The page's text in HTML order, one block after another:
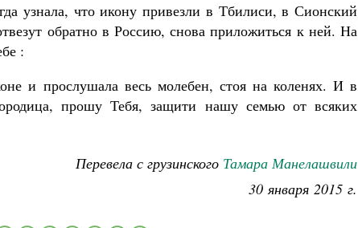
узнала, что икону привезли в Тбилиси, в Сионский
обратно в Россию, снова приложиться к ней. На
:
и прослушала весь молебен, стоя на коленях. И в
прошу Тебя, защити нашу семью от всяких
Перевела с грузинского Тамара Манелашвили
30 января 2015 г.